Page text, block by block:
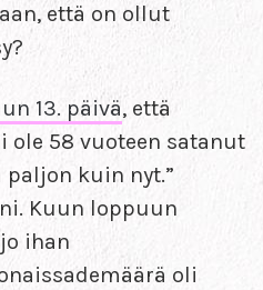
että on ollut
13. päivä, että
ole 58 vuoteen satanut
kuin nyt.”
Kuun loppuun
ihan
oli